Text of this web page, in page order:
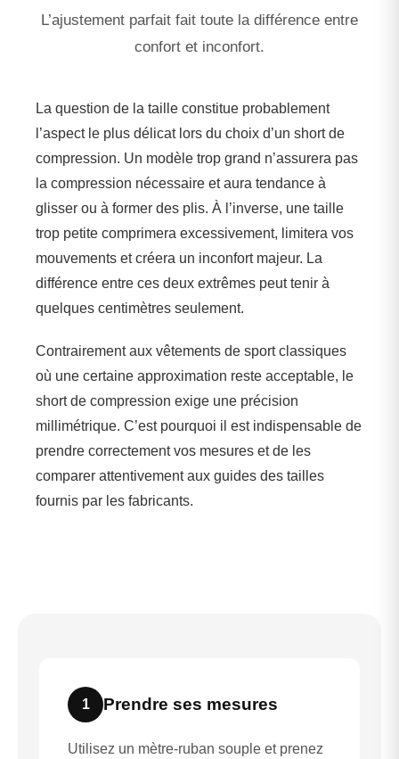
L’ajustement parfait fait toute la différence entre
confort et inconfort.
La question de la taille constitue probablement
l’aspect le plus délicat lors du choix d’un short de
compression. Un modèle trop grand n’assurera pas
la compression nécessaire et aura tendance à
glisser ou à former des plis. À l’inverse, une taille
trop petite comprimera excessivement, limitera vos
mouvements et créera un inconfort majeur. La
différence entre ces deux extrêmes peut tenir à
quelques centimètres seulement.
Contrairement aux vêtements de sport classiques
où une certaine approximation reste acceptable, le
short de compression exige une précision
millimétrique. C’est pourquoi il est indispensable de
prendre correctement vos mesures et de les
comparer attentivement aux guides des tailles
fournis par les fabricants.
1 Prendre ses mesures
Utilisez un mètre-ruban souple et prenez